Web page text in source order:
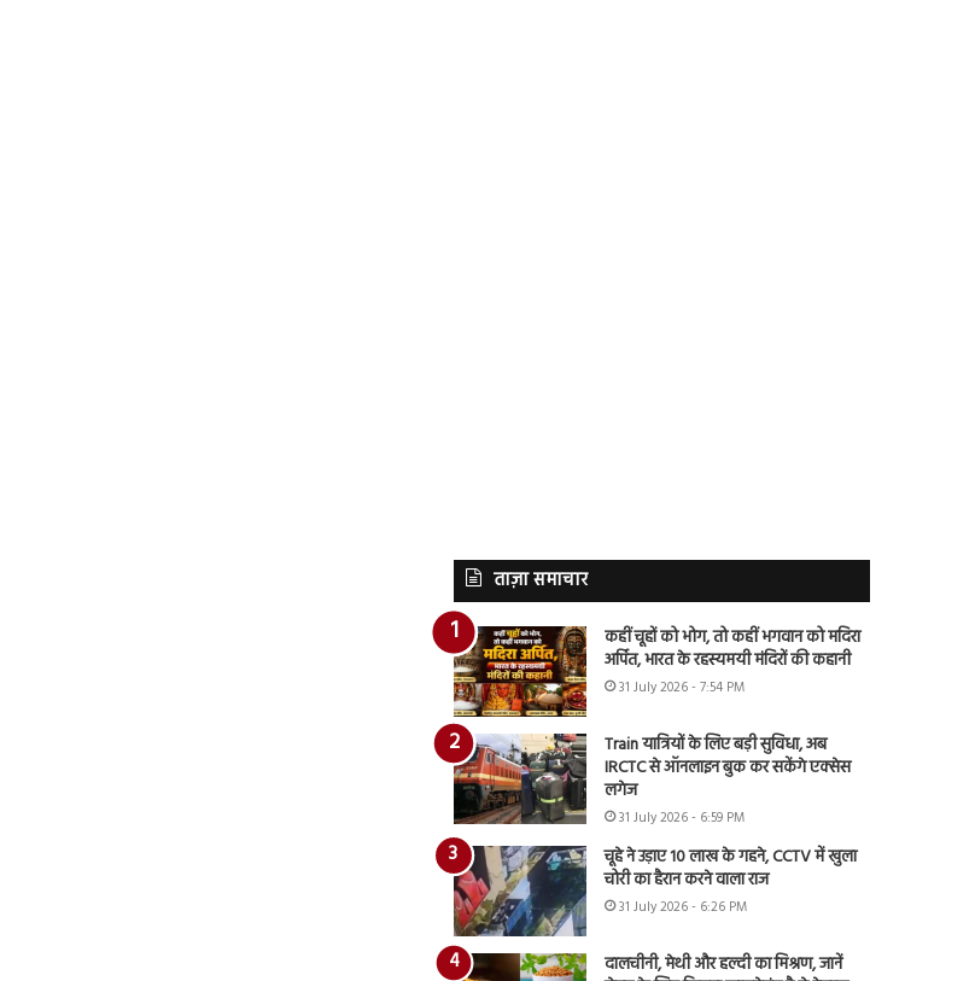
ताज़ा समाचार
कहीं चूहों को भोग, तो कहीं भगवान को मदिरा
अर्पित, भारत के रहस्यमयी मंदिरों की कहानी
31 July 2026 - 7:54 PM
Train यात्रियों के लिए बड़ी सुविधा, अब
IRCTC से ऑनलाइन बुक कर सकेंगे एक्सेस
लगेज
31 July 2026 - 6:59 PM
चूहे ने उड़ाए 10 लाख के गहने, CCTV में खुला
चोरी का हैरान करने वाला राज
31 July 2026 - 6:26 PM
दालचीनी, मेथी और हल्दी का मिश्रण, जानें